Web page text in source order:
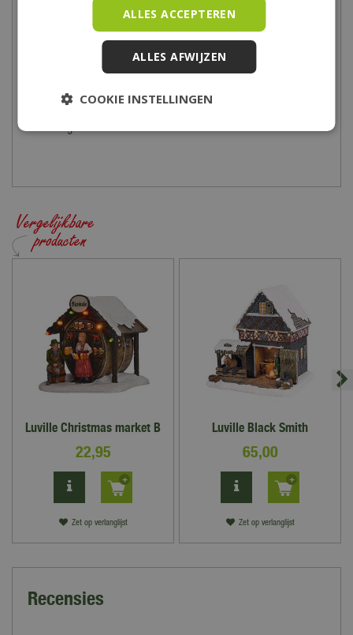
09:00 - 18:00
Zaterdag
Zondag
10:00 - 17:00
Luville Christmas market B
22,95
Zet op verlanglijst
Luville Black Smith
65,00
Zet op verlanglijst
Recensies
ALLES ACCEPTEREN
ALLES AFWIJZEN
COOKIE INSTELLINGEN